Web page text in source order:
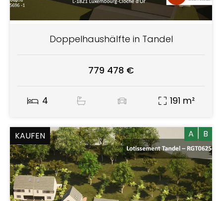
Doppelhaushälfte in Tandel
779 478 €
4 191 m²
KAUFEN A B